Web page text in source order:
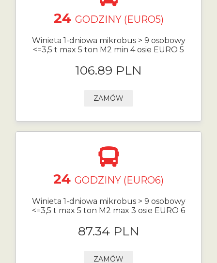
24 GODZINY (EURO5)
Winieta 1-dniowa mikrobus > 9 osobowy
<=3,5 t max 5 ton M2 min 4 osie EURO 5
106.89 PLN
ZAMÓW
24 GODZINY (EURO6)
Winieta 1-dniowa mikrobus > 9 osobowy
<=3,5 t max 5 ton M2 max 3 osie EURO 6
87.34 PLN
ZAMÓW